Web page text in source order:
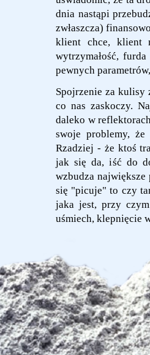
dnia nastąpi
zwłaszcza)
klient chce, klient
wytrzymałość,
pewnych
Spojrzenie za kulisy
co nas zaskoczy.
daleko w
swoje problemy,
Rzadziej - że ktoś
jak się da, iść do
wzbudza największe
się "picuje" to czy
jaka jest, przy
uśmiech, klepnięcie